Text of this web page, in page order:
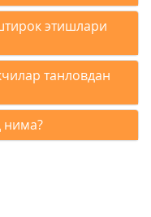
этишлари
танловдан
нима?